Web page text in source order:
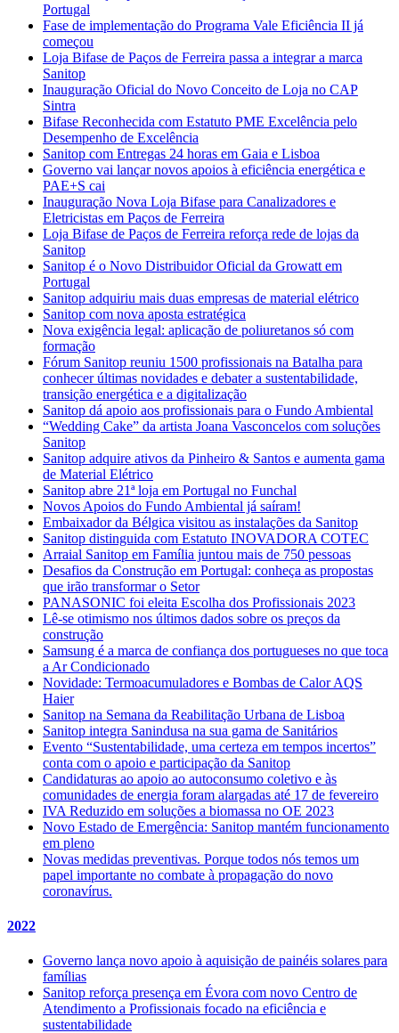
Portugal
Fase de implementação do Programa Vale Eficiência II já
começou
Loja Bifase de Paços de Ferreira passa a integrar a marca
Sanitop
Inauguração Oficial do Novo Conceito de Loja no CAP
Sintra
Bifase Reconhecida com Estatuto PME Excelência pelo
Desempenho de Excelência
Sanitop com Entregas 24 horas em Gaia e Lisboa
Governo vai lançar novos apoios à eficiência energética e
PAE+S cai
Inauguração Nova Loja Bifase para Canalizadores e
Eletricistas em Paços de Ferreira
Loja Bifase de Paços de Ferreira reforça rede de lojas da
Sanitop
Sanitop é o Novo Distribuidor Oficial da Growatt em
Portugal
Sanitop adquiriu mais duas empresas de material elétrico
Sanitop com nova aposta estratégica
Nova exigência legal: aplicação de poliuretanos só com
formação
Fórum Sanitop reuniu 1500 profissionais na Batalha para
conhecer últimas novidades e debater a sustentabilidade,
transição energética e a digitalização
Sanitop dá apoio aos profissionais para o Fundo Ambiental
“Wedding Cake” da artista Joana Vasconcelos com soluções
Sanitop
Sanitop adquire ativos da Pinheiro & Santos e aumenta gama
de Material Elétrico
Sanitop abre 21ª loja em Portugal no Funchal
Novos Apoios do Fundo Ambiental já saíram!
Embaixador da Bélgica visitou as instalações da Sanitop
Sanitop distinguida com Estatuto INOVADORA COTEC
Arraial Sanitop em Família juntou mais de 750 pessoas
Desafios da Construção em Portugal: conheça as propostas
que irão transformar o Setor
PANASONIC foi eleita Escolha dos Profissionais 2023
Lê-se otimismo nos últimos dados sobre os preços da
construção
Samsung é a marca de confiança dos portugueses no que toca
a Ar Condicionado
Novidade: Termoacumuladores e Bombas de Calor AQS
Haier
Sanitop na Semana da Reabilitação Urbana de Lisboa
Sanitop integra Sanindusa na sua gama de Sanitários
Evento “Sustentabilidade, uma certeza em tempos incertos”
conta com o apoio e participação da Sanitop
Candidaturas ao apoio ao autoconsumo coletivo e às
comunidades de energia foram alargadas até 17 de fevereiro
IVA Reduzido em soluções a biomassa no OE 2023
Novo Estado de Emergência: Sanitop mantém funcionamento
em pleno
Novas medidas preventivas. Porque todos nós temos um
papel importante no combate à propagação do novo
coronavírus.
2022
Governo lança novo apoio à aquisição de painéis solares para
famílias
Sanitop reforça presença em Évora com novo Centro de
Atendimento a Profissionais focado na eficiência e
sustentabilidade